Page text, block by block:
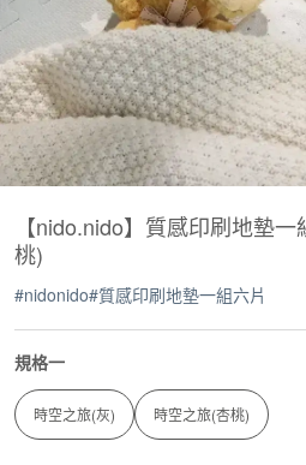
【nido.nido】質感印刷地墊
桃)
#nidonido#質感印刷地墊一組六片
規格一
時空之旅(灰) 時空之旅(杏桃)